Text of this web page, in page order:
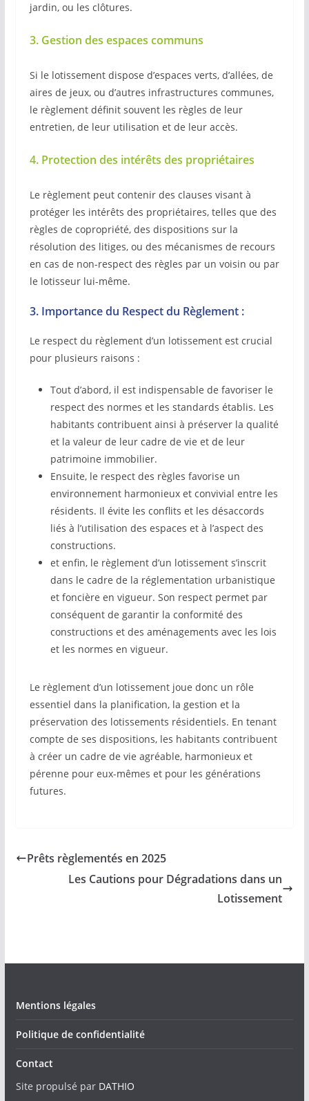
jardin, ou les clôtures.
3. Gestion des espaces communs
Si le lotissement dispose d’espaces verts, d’allées, de
aires de jeux, ou d’autres infrastructures communes,
le règlement définit souvent les règles de leur
entretien, de leur utilisation et de leur accès.
4. Protection des intérêts des propriétaires
Le règlement peut contenir des clauses visant à
protéger les intérêts des propriétaires, telles que des
règles de copropriété, des dispositions sur la
résolution des litiges, ou des mécanismes de recours
en cas de non-respect des règles par un voisin ou par
le lotisseur lui-même.
3. Importance du Respect du Règlement :
Le respect du règlement d’un lotissement est crucial
pour plusieurs raisons :
Tout d’abord, il est indispensable de favoriser le
respect des normes et les standards établis. Les
habitants contribuent ainsi à préserver la qualité
et la valeur de leur cadre de vie et de leur
patrimoine immobilier.
Ensuite, le respect des règles favorise un
environnement harmonieux et convivial entre les
résidents. Il évite les conflits et les désaccords
liés à l’utilisation des espaces et à l’aspect des
constructions.
et enfin, le règlement d’un lotissement s’inscrit
dans le cadre de la réglementation urbanistique
et foncière en vigueur. Son respect permet par
conséquent de garantir la conformité des
constructions et des aménagements avec les lois
et les normes en vigueur.
Le règlement d’un lotissement joue donc un rôle
essentiel dans la planification, la gestion et la
préservation des lotissements résidentiels. En tenant
compte de ses dispositions, les habitants contribuent
à créer un cadre de vie agréable, harmonieux et
pérenne pour eux-mêmes et pour les générations
futures.
Prêts règlementés en 2025
Les Cautions pour Dégradations dans un
Lotissement
Mentions légales
Politique de confidentialité
Contact
Site propulsé par DATHIO